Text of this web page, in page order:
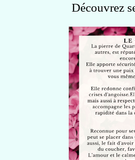
Découvrez